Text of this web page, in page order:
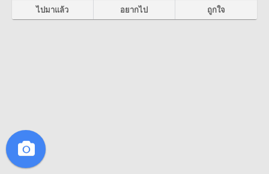
ไปมาแล้ว อยากไป ถูกใจ